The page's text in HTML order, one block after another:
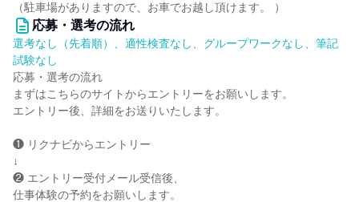
（駐車場がありますので、お車でお越し頂けます。 ）
応募・選考の流れ
選考なし（先着順）、適性検査なし、グループワークなし、筆記
試験なし
応募・選考の流れ
まずはこちらのサイトからエントリーをお願いします。
エントリー後、詳細をお送りいたします。
❶ リクナビからエントリー
↓
❷ エントリー受付メール受信後、
仕事体験の予約をお願いします。